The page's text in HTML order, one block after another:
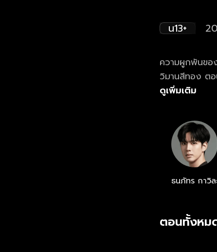
น13+
ความผูกพันขอ
วิมานสีทอง ต
หลัง ละคร วิม
ดูเพิ่มเติม
ธนภัทร กาวิล
ตอนทั้งหม